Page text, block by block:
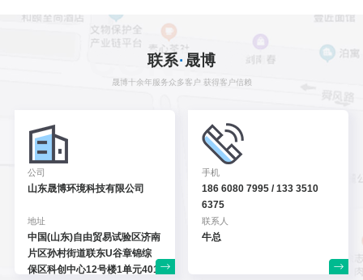
CONTACT
联系· 晟博
晟博十余年服务众多客户 获得客户信赖
公司
山东晟博环境科技有限公司
地址
中国(山东)自由贸易试验区济南
片区孙村街道联东U谷章锦综
保区科创中心12号楼1单元401
手机
186 6080 7995 / 133 3510
6375
联系人
牛总